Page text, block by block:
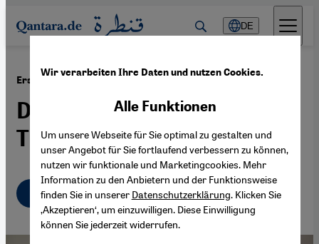
Direkt zum Inhalt springen
DE
Erste Frauenmoschee in Kopenhagen ·26.04.2017
Der Ruf der Muezzina in der
Tradition des Propheten
Deutsch English
Wir verarbeiten Ihre Daten und nutzen Cookies.
Alle Funktionen
Um unsere Webseite für Sie optimal zu gestalten und
unser Angebot für Sie fortlaufend verbessern zu können,
nutzen wir funktionale und Marketingcookies. Mehr
Information zu den Anbietern und der Funktionsweise
finden Sie in unserer Datenschutzerklärung. Klicken Sie
‚Akzeptieren‘, um einzuwilligen. Diese Einwilligung
können Sie jederzeit widerrufen.